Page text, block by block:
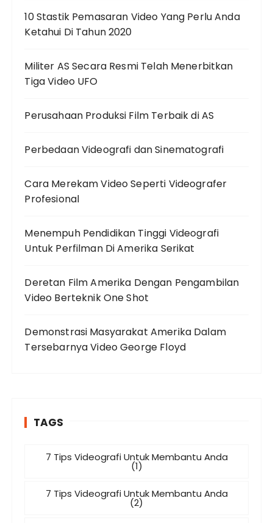
10 Stastik Pemasaran Video Yang Perlu Anda
Ketahui Di Tahun 2020
Militer AS Secara Resmi Telah Menerbitkan
Tiga Video UFO
Perusahaan Produksi Film Terbaik di AS
Perbedaan Videografi dan Sinematografi
Cara Merekam Video Seperti Videografer
Profesional
Menempuh Pendidikan Tinggi Videografi
Untuk Perfilman Di Amerika Serikat
Deretan Film Amerika Dengan Pengambilan
Video Berteknik One Shot
Demonstrasi Masyarakat Amerika Dalam
Tersebarnya Video George Floyd
TAGS
7 Tips Videografi Untuk Membantu Anda
(1)
7 Tips Videografi Untuk Membantu Anda
(2)